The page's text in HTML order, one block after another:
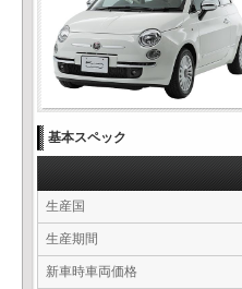
基本スペック
生産国
生産期間
新車時車両価格